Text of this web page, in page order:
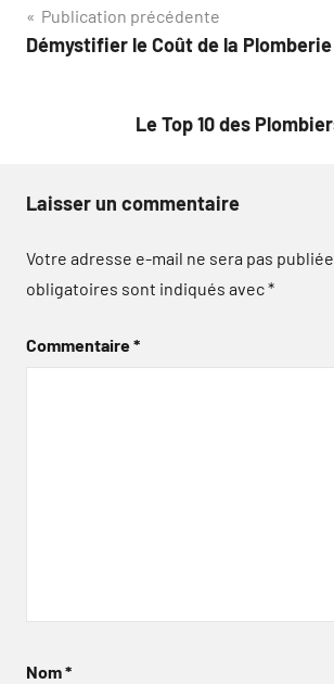
Navigation
de
Publication précédente
Démystifier le Coût de la
Le Top 10 des
Laisser un commentaire
Votre adresse e-mail ne sera pas publiée.
obligatoires sont indiqués avec*
Commentaire*
Nom*